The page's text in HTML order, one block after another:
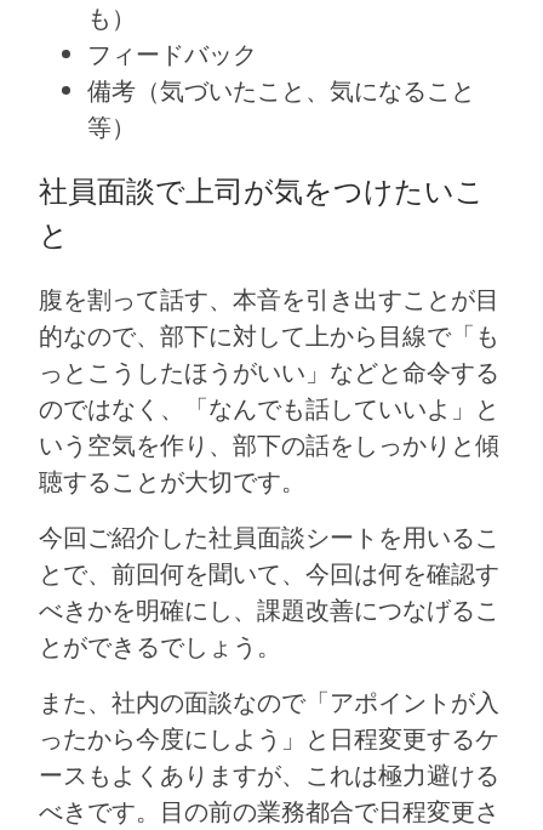
も）
フィードバック
備考（気づいたこと、気になること
等）
社員面談で上司が気をつけたいこ
と
腹を割って話す、本音を引き出すことが目
的なので、部下に対して上から目線で「も
っとこうしたほうがいい」などと命令する
のではなく、「なんでも話していいよ」と
いう空気を作り、部下の話をしっかりと傾
聴することが大切です。
今回ご紹介した社員面談シートを用いるこ
とで、前回何を聞いて、今回は何を確認す
べきかを明確にし、課題改善につなげるこ
とができるでしょう。
また、社内の面談なので「アポイントが入
ったから今度にしよう」と日程変更するケ
ースもよくありますが、これは極力避ける
べきです。目の前の業務都合で日程変更さ